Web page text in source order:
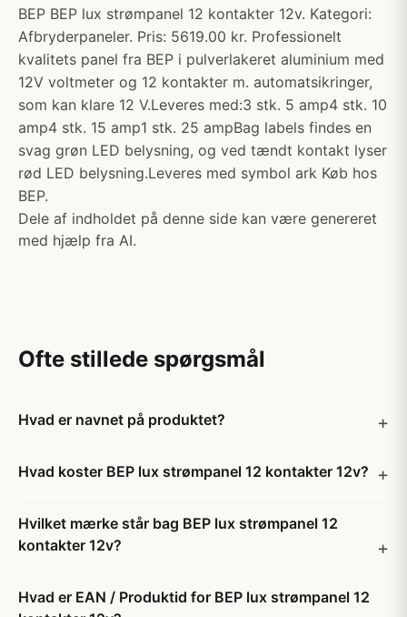
BEP BEP lux strømpanel 12 kontakter 12v. Kategori:
Afbryderpaneler. Pris: 5619.00 kr. Professionelt
kvalitets panel fra BEP i pulverlakeret aluminium med
12V voltmeter og 12 kontakter m. automatsikringer,
som kan klare 12 V.Leveres med:3 stk. 5 amp4 stk. 10
amp4 stk. 15 amp1 stk. 25 ampBag labels findes en
svag grøn LED belysning, og ved tændt kontakt lyser
rød LED belysning.Leveres med symbol ark Køb hos
BEP.
Dele af indholdet på denne side kan være genereret
med hjælp fra AI.
Ofte stillede spørgsmål
Hvad er navnet på produktet?
Hvad koster BEP lux strømpanel 12 kontakter 12v?
Hvilket mærke står bag BEP lux strømpanel 12
kontakter 12v?
Hvad er EAN / Produktid for BEP lux strømpanel 12